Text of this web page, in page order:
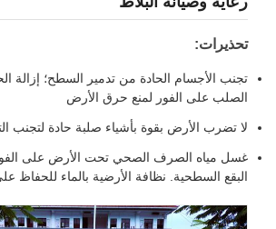
تحذيرات:
تجنب الأجسام الحادة من تدمير السطح؛ إزالة
الصلب على الفور لمنع حرق الأرض
لا تضرب الأرض بقوة بأشياء صلبة حادة لتجنب
غسل مياه الصرف الصحي تحت الأرض على
البقع السطحية. نظافة الأرضية بالماء للحفاظ